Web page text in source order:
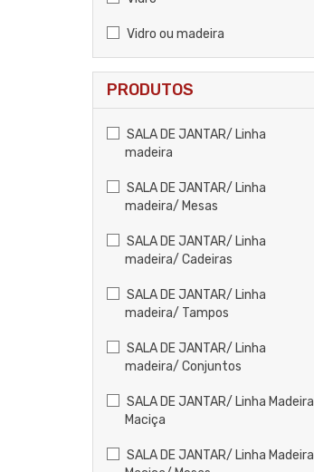
Vidro ou madeira
PRODUTOS
SALA DE JANTAR/ Linha
madeira
SALA DE JANTAR/ Linha
madeira/ Mesas
SALA DE JANTAR/ Linha
madeira/ Cadeiras
SALA DE JANTAR/ Linha
madeira/ Tampos
SALA DE JANTAR/ Linha
madeira/ Conjuntos
SALA DE JANTAR/ Linha Madeira
Maciça
SALA DE JANTAR/ Linha Madeira